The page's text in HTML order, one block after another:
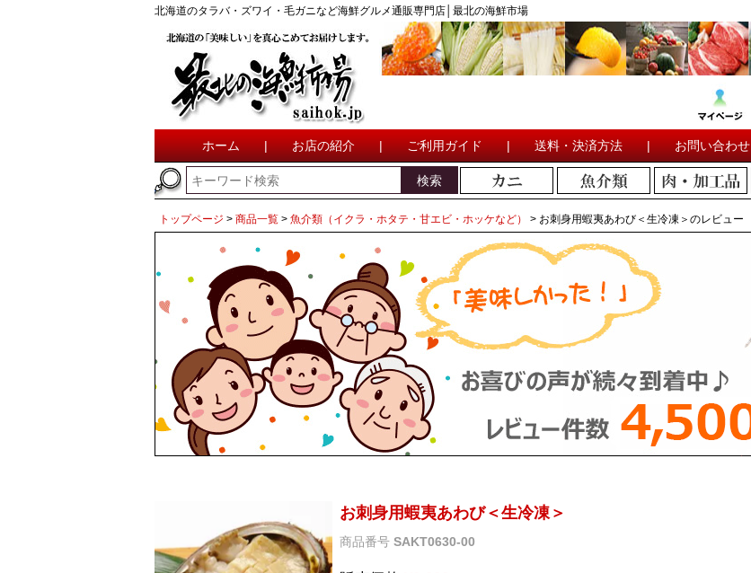
北海道のタラバ・ズワイ・毛ガニなど海鮮グルメ通販専門店│最北の海鮮市場
ホーム | お店の紹介 | ご利用ガイド | 送料・決済方法 | お問い合わせ
検索
トップページ 商品一覧 魚介類（イクラ・ホタテ・甘エビ・ホッケなど） お刺身用蝦夷あわび＜生冷凍＞のレビュー
お刺身用蝦夷あわび＜生冷凍＞
商品番号 SAKT0630-00